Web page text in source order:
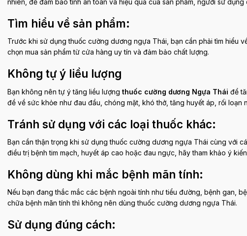
Tìm hiểu về sản phẩm:
Trước khi sử dụng thuốc cường dương ngựa Thái, bạn cần phải tìm hiểu
chọn mua sản phẩm từ cửa hàng uy tín và đảm bảo chất lượng.
Không tự ý liều lượng
Bạn không nên tự ý tăng liều lượng thuốc cường dương Ngựa Thái để
đề về sức khỏe như đau đầu, chóng mặt, khó thở, tăng huyết áp, rối loạn
Tránh sử dụng với các loại thuốc khác:
Bạn cần thận trọng khi sử dụng thuốc cường dương ngựa Thái cùng với
điều trị bệnh tim mạch, huyết áp cao hoặc đau ngực, hãy tham khảo ý
Không dùng khi mắc bệnh mãn tính:
Nếu bạn đang thắc mắc các bệnh ngoài tính như tiểu đường, bệnh gan,
chữa bệnh mãn tính thì không nên dùng thuốc cường dương ngựa Thái.
Sử dụng đúng cách: